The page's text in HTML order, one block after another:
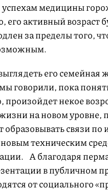
успехам медицины
его активный возраст
за пределы того,
его семейная
говорили, пока
некое
на новом уровне,
образовывать связи по
техническим
А благодаря
в публичном
от социального